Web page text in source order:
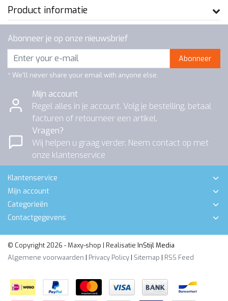
Product informatie
Abonneer je op onze nieuwsbrief
Abonneer
* We'll never share your email with anyone else.
Mijn account
Regel alles in je account. Volg je bestelling, betaal
facturen of retourneer een artikel.
Vragen?
Wij helpen u graag verder. Neem contact op met
onze klantenservice
Klantenservice
Mijn account
Categorieën
Contactgegevens
© Copyright 2026 - Maxy-shop | Realisatie InStijl Media
Algemene voorwaarden | Privacy Policy | Sitemap | RSS Feed